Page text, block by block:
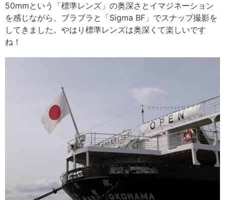
50mmという「標準レンズ」の奥深さとイマジネーション
を感じながら、ブラブラと「Sigma BF」でスナップ撮影を
してきました。やはり標準レンズは奥深くて楽しいです
ね！